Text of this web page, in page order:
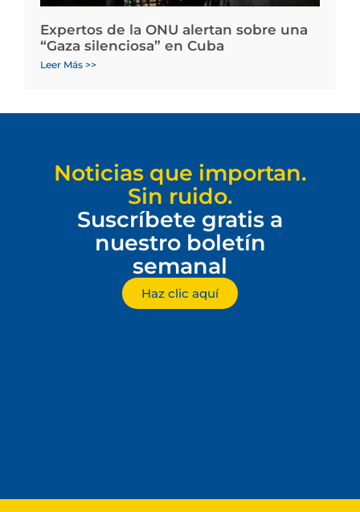
Expertos de la ONU alertan sobre una
“Gaza silenciosa” en Cuba
Leer Más >>
Noticias que importan.
Sin ruido.
Suscríbete gratis a
nuestro boletín
semanal
Haz clic aquí